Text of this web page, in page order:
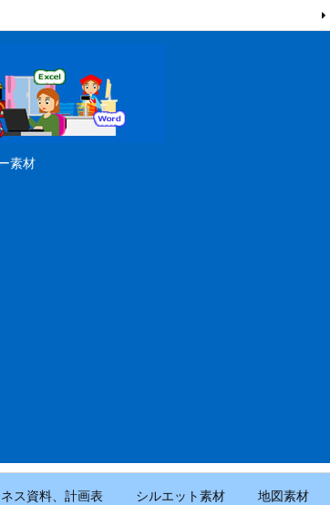
素材
ス資料、計画表 シルエット素材 地図素材